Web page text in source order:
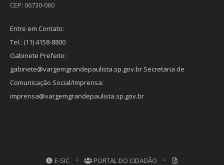
CEP: 06730-060
Entre em Contato:
Tel.: (11) 4158-8800
Gabinete Prefeito:
gabinete@vargemgrandepaulista.sp.gov.br Secretaria de
Comunicação Social/Imprensa:
imprensa@vargemgrandepaulista.sp.gov.br
E-SIC PORTAL DO CIDADÃO